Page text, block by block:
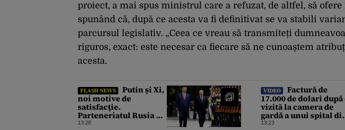
proiect, a mai spus ministrul care a refuzat, de altfel, să
spunând că, după ce acesta va fi definitivat se va stabili
parcursul legislativ. „Ceea ce vreau să transmiteți
riguros, exact: este necesar ca fiecare să ne cunoaștem
acesta.
FLASH NEWS
Putin și Xi,
noi motive de
satisfacție.
Parteneriatul Rusia –
China funcționează la
13:28
VIDEO
Factură de
17.000 de dolari după
vizită la camera de
gardă a unui spital
SUA. Cât a plătit, de
13:23